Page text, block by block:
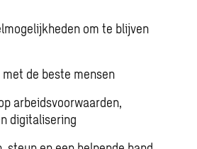
om te blijven
de beste mensen
arbeidsvoorwaarden,
digitalisering